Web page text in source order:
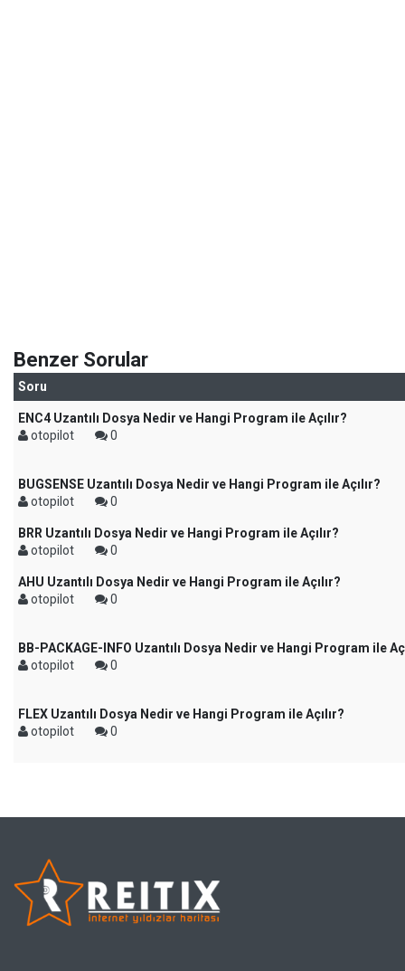
Benzer Sorular
Soru
ENC4 Uzantılı Dosya Nedir ve Hangi Program ile Açılır?
otopilot
0
BUGSENSE Uzantılı Dosya Nedir ve Hangi Program ile Açılır?
otopilot
0
BRR Uzantılı Dosya Nedir ve Hangi Program ile Açılır?
otopilot
0
AHU Uzantılı Dosya Nedir ve Hangi Program ile Açılır?
otopilot
0
BB-PACKAGE-INFO Uzantılı Dosya Nedir ve Hangi Program ile
otopilot
0
FLEX Uzantılı Dosya Nedir ve Hangi Program ile Açılır?
otopilot
0